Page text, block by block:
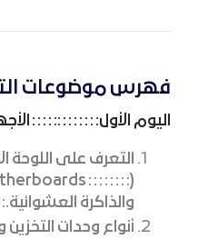
فهرس موضوعات
اليوم الأول :
التعرف على اللوحة
(
والذاكرة العشوائية.
أنواع وحدات